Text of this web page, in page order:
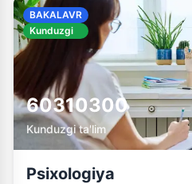
60310300
Kunduzgi ta'lim
BAKALAVR
Kunduzgi
Psixologiya